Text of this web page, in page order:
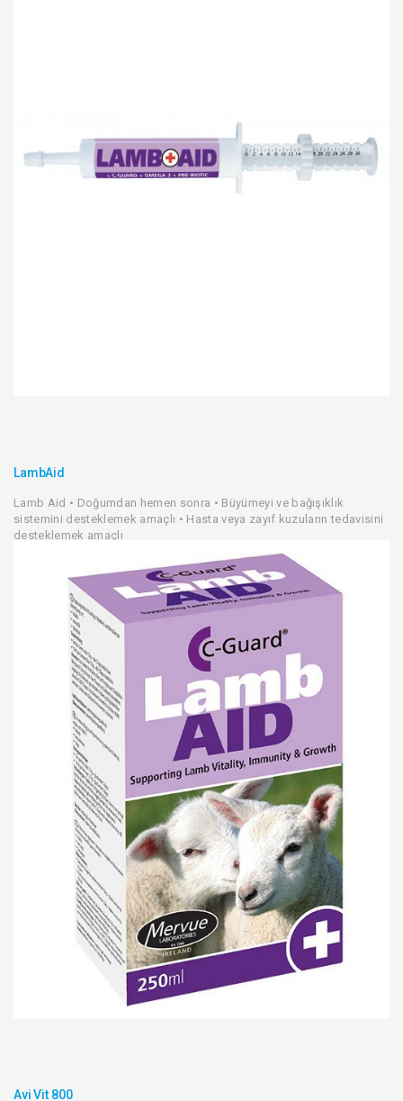
LambAid
Lamb Aid • Doğumdan hemen sonra • Büyümeyi ve bağışıklık
sistemini desteklemek amaçlı • Hasta veya zayıf kuzuların tedavisini
desteklemek amaçlı
Avi Vit 800